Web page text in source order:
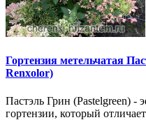
Гортензия метельчатая
Renxolor)
Пастэль Грин (Pastelgreen) -
гортензии, который